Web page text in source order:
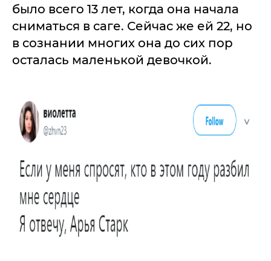
было всего 13 лет, когда она начала
сниматься в саге. Сейчас же ей 22, но
в сознании многих она до сих пор
осталась маленькой девочкой.